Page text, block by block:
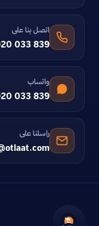
اتصل بنا على
033 839
واتساب
033 839
راسلنا على